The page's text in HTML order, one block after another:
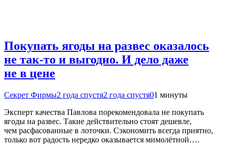
Покупать ягоды на развес оказалось
не так-то и выгодно. И дело даже
не в цене
Секрет Фирмы2 года спустя2 года спустя01 минуты
Эксперт качества Павлова порекомендовала не покупать
ягоды на развес. Такие действительно стоят дешевле,
чем расфасованные в лоточки. Сэкономить всегда приятно,
только вот радость нередко оказывается мимолётной….